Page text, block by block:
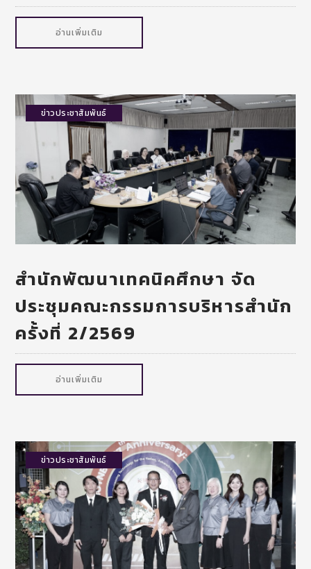
อ่านเพิ่มเติม
ข่าวประชาสัมพันธ์
สำนักพัฒนาเทคนิคศึกษา จัด
ประชุมคณะกรรมการบริหารสำนัก
ครั้งที่ 2/2569
อ่านเพิ่มเติม
ข่าวประชาสัมพันธ์